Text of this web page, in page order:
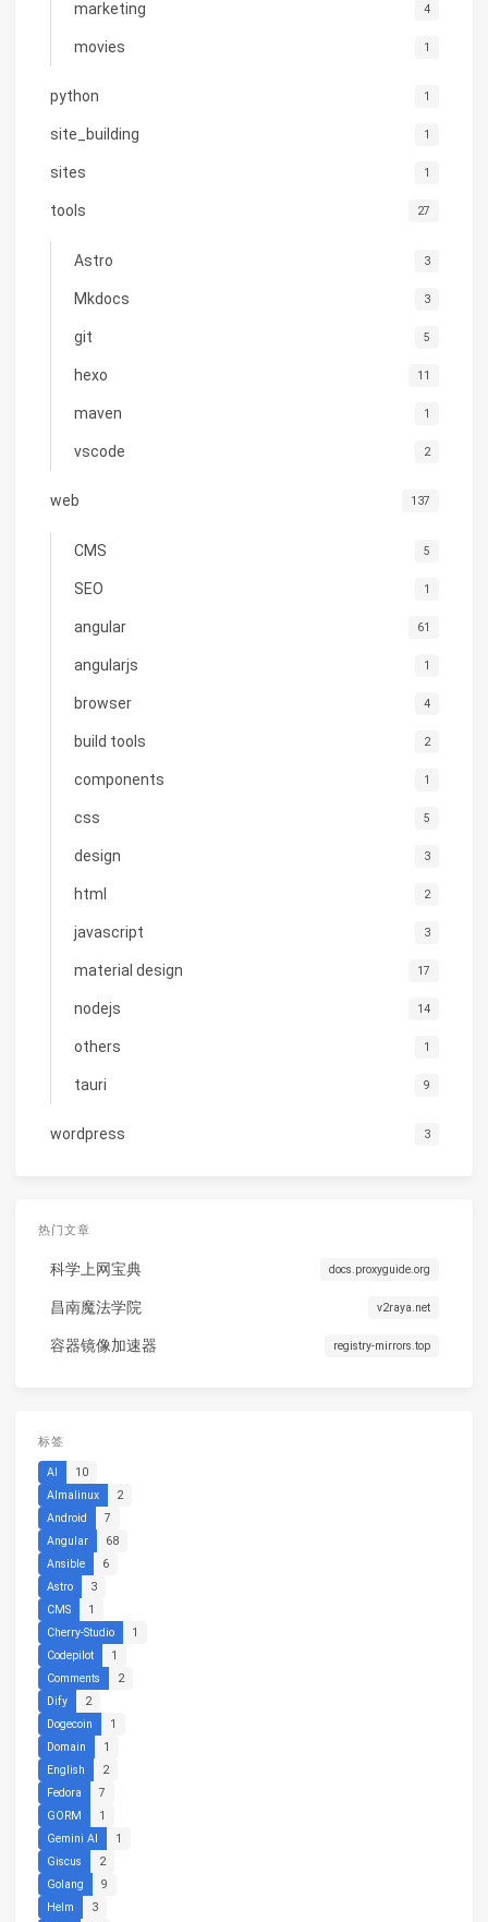
marketing 4
movies 1
python 1
site_building 1
sites 1
tools 27
Astro 3
Mkdocs 3
git 5
hexo 11
maven 1
vscode 2
web 137
CMS 5
SEO 1
angular 61
angularjs 1
browser 4
build tools 2
components 1
css 5
design 3
html 2
javascript 3
material design 17
nodejs 14
others 1
tauri 9
wordpress 3
热门文章
科学上网宝典 docs.proxyguide.org
昌南魔法学院 v2raya.net
容器镜像加速器 registry-mirrors.top
标签
AI
10
Almalinux
2
Android
7
Angular
68
Ansible
6
Astro
3
CMS
1
Cherry-Studio
1
Codepilot
1
Comments
2
Dify
2
Dogecoin
1
Domain
1
English
2
Fedora
7
GORM
1
Gemini AI
1
Giscus
2
Golang
9
Helm
3